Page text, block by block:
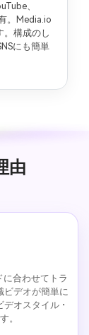
、
。Media.io
。構成のし
にも簡単
由
合わせてトラ
ビデオが簡単に
オスタイル・
。